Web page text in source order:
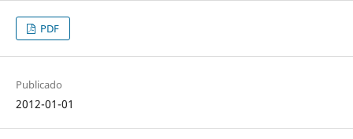
PDF
Publicado
2012-01-01